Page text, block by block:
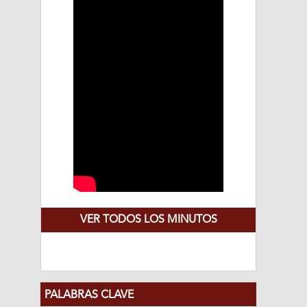
VER TODOS LOS MINUTOS
PALABRAS CLAVE